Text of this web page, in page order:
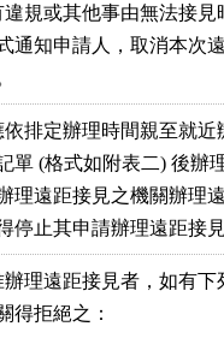
規或其他事由無法接見
通知申請人，取消本次
排定辦理時間親至就近
單 (格式如附表二) 後辦
理遠距接見之機關辦理
停止其申請辦理遠距接
理遠距接見者，如有下
之機關得拒絕之：
件者。